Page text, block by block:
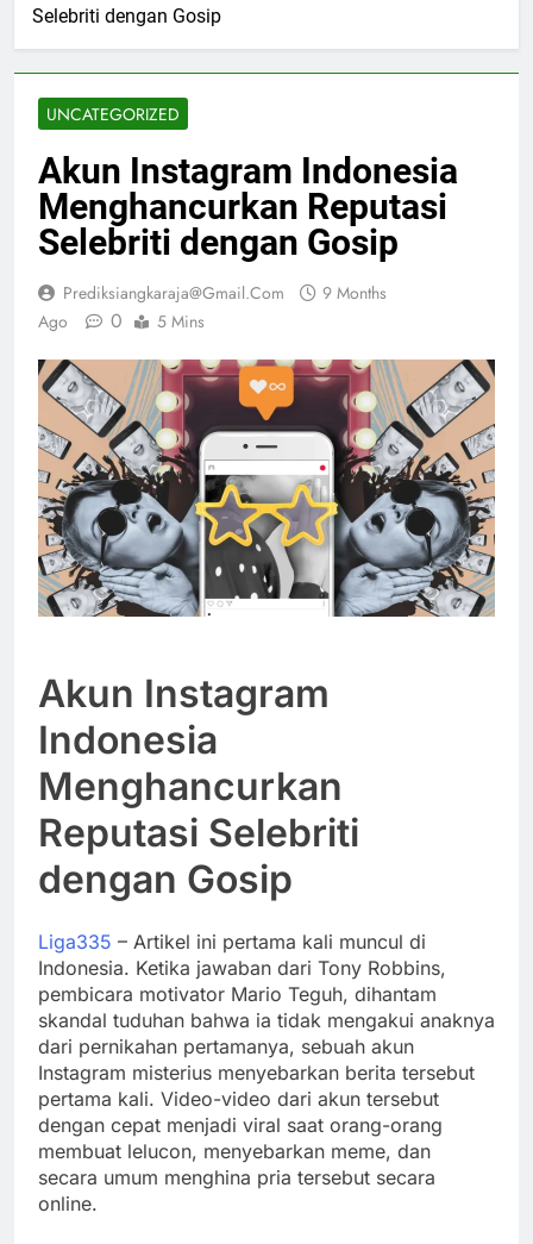
Selebriti dengan Gosip
UNCATEGORIZED
Akun Instagram Indonesia
Menghancurkan Reputasi
Selebriti dengan Gosip
Prediksiangkaraja@gmail.com
9 Months
Ago
0 5 Mins
Akun Instagram
Indonesia
Menghancurkan
Reputasi Selebriti
dengan Gosip
Liga335 – Artikel ini pertama kali muncul di
Indonesia. Ketika jawaban dari Tony Robbins,
pembicara motivator Mario Teguh, dihantam
skandal tuduhan bahwa ia tidak mengakui anaknya
dari pernikahan pertamanya, sebuah akun
Instagram misterius menyebarkan berita tersebut
pertama kali. Video-video dari akun tersebut
dengan cepat menjadi viral saat orang-orang
membuat lelucon, menyebarkan meme, dan
secara umum menghina pria tersebut secara
online.